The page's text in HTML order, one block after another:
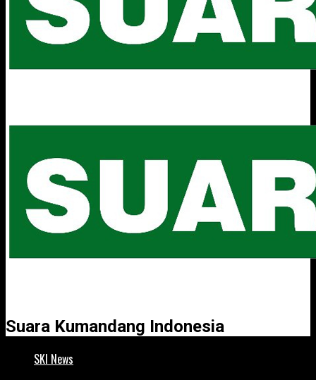
Suara Kumandang Indonesia
SKI News